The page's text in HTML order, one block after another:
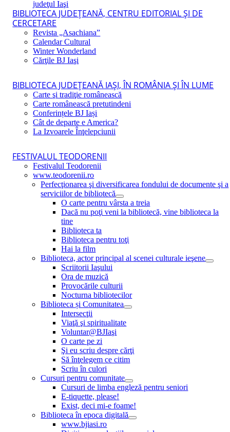
judeţul Iaşi
BIBLIOTECA JUDEŢEANĂ, CENTRU EDITORIAL ŞI DE
CERCETARE
Revista „Asachiana”
Calendar Cultural
Winter Wonderland
Cărţile BJ Iaşi
BIBLIOTECA JUDEŢEANĂ IAŞI, ÎN ROMÂNIA ŞI ÎN LUME
Carte şi tradiţie românească
Carte românească pretutindeni
Conferințele BJ Iași
Cât de departe e America?
La Izvoarele Înţelepciunii
FESTIVALUL TEODORENII
Festivalul Teodorenii
www.teodorenii.ro
Perfecţionarea şi diversificarea fondului de documente şi a
serviciilor de bibliotecă
O carte pentru vârsta a treia
Dacă nu poţi veni la bibliotecă, vine biblioteca la
tine
Biblioteca ta
Biblioteca pentru toţi
Hai la film
Biblioteca, actor principal al scenei culturale ieşene
Scriitorii Iaşului
Ora de muzică
Provocările culturii
Nocturna bibliotecilor
Biblioteca și Comunitatea
Intersecţii
Viaţă şi spiritualitate
Voluntar@BJIaşi
O carte pe zi
Şi eu scriu despre cărţi
Să înţelegem ce citim
Scriu în culori
Cursuri pentru comunitate
Cursuri de limba engleză pentru seniori
E-tiquette, please!
Exist, deci mi-e foame!
Biblioteca în epoca digitală
www.bjiasi.ro